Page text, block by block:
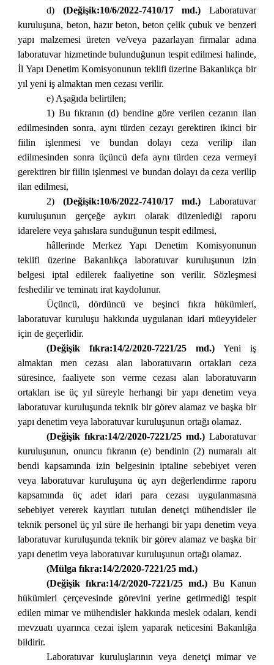
d) (Değişik:10/6/2022-7410/17 md.) Laboratuvar
kuruluşuna, beton, hazır beton, beton çelik çubuk ve benzeri
yapı malzemesi üreten ve/veya pazarlayan firmalar adına
laboratuvar hizmetinde bulunduğunun tespit edilmesi halinde,
İl Yapı Denetim Komisyonunun teklifi üzerine Bakanlıkça bir
yıl yeni iş almaktan men cezası verilir.
e) Aşağıda belirtilen;
1) Bu fıkranın (d) bendine göre verilen cezanın ilan
edilmesinden sonra, aynı türden cezayı gerektiren ikinci bir
fiilin işlenmesi ve bundan dolayı ceza verilip ilan
edilmesinden sonra üçüncü defa aynı türden ceza vermeyi
gerektiren bir fiilin işlenmesi ve bundan dolayı da ceza verilip
ilan edilmesi,
2) (Değişik:10/6/2022-7410/17 md.) Laboratuvar
kuruluşunun gerçeğe aykırı olarak düzenlediği raporu
idarelere veya şahıslara sunduğunun tespit edilmesi,
hâllerinde Merkez Yapı Denetim Komisyonunun
teklifi üzerine Bakanlıkça laboratuvar kuruluşunun izin
belgesi iptal edilerek faaliyetine son verilir. Sözleşmesi
feshedilir ve teminatı irat kaydolunur.
Üçüncü, dördüncü ve beşinci fıkra hükümleri,
laboratuvar kuruluşu hakkında uygulanan idari müeyyideler
için de geçerlidir.
(Değişik fıkra:14/2/2020-7221/25 md.)Yeni iş
almaktan men cezası alan laboratuvarın ortakları ceza
süresince, faaliyete son verme cezası alan laboratuvarın
ortakları ise üç yıl süreyle herhangi bir yapı denetim veya
laboratuvar kuruluşunda teknik bir görev alamaz ve başka bir
yapı denetim veya laboratuvar kuruluşunun ortağı olamaz.
(Değişik fıkra:14/2/2020-7221/25 md.)Laboratuvar
kuruluşunun, onuncu fıkranın (e) bendinin (2) numaralı alt
bendi kapsamında izin belgesinin iptaline sebebiyet veren
veya laboratuvar kuruluşuna üç ayrı değerlendirme raporu
kapsamında üç adet idari para cezası uygulanmasına
sebebiyet vererek kayıtları tutulan denetçi mühendisler ile
teknik personel üç yıl süre ile herhangi bir yapı denetim veya
laboratuvar kuruluşunda teknik bir görev alamaz ve başka bir
yapı denetim veya laboratuvar kuruluşunun ortağı olamaz.
(Mülga fıkra:14/2/2020-7221/25 md.)
(Değişik fıkra:14/2/2020-7221/25 md.)Bu Kanun
hükümleri çerçevesinde görevini yerine getirmediği tespit
edilen mimar ve mühendisler hakkında meslek odaları, kendi
mevzuatı uyarınca cezai işlem yaparak neticesini Bakanlığa
bildirir.
Laboratuvar kuruluşlarının veya denetçi mimar ve